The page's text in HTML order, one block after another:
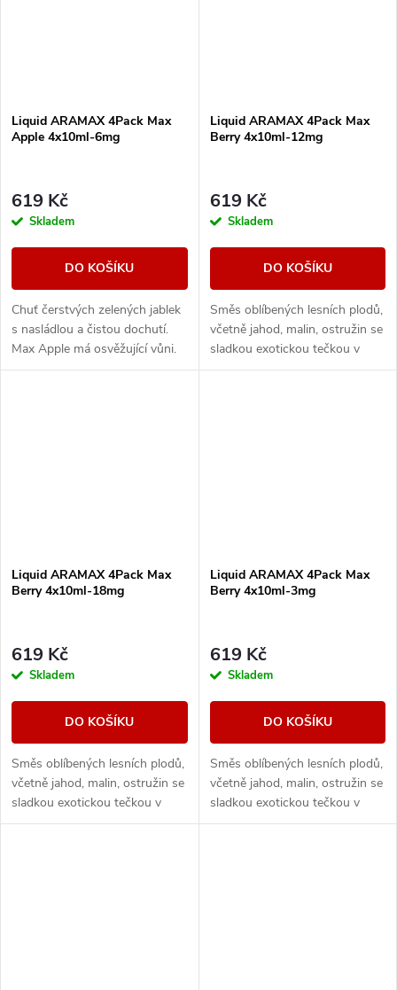
Liquid ARAMAX 4Pack Max
Apple 4x10ml-6mg
619 Kč
Skladem
DO KOŠÍKU
Chuť čerstvých zelených jablek
s nasládlou a čistou dochutí.
Max Apple má osvěžující vůni.
Liquid ARAMAX 4Pack Max
Berry 4x10ml-12mg
619 Kč
Skladem
DO KOŠÍKU
Směs oblíbených lesních plodů,
včetně jahod, malin, ostružin se
sladkou exotickou tečkou v
podobě manga.
Liquid ARAMAX 4Pack Max
Berry 4x10ml-18mg
619 Kč
Skladem
DO KOŠÍKU
Směs oblíbených lesních plodů,
včetně jahod, malin, ostružin se
sladkou exotickou tečkou v
podobě manga.
Liquid ARAMAX 4Pack Max
Berry 4x10ml-3mg
619 Kč
Skladem
DO KOŠÍKU
Směs oblíbených lesních plodů,
včetně jahod, malin, ostružin se
sladkou exotickou tečkou v
podobě manga.